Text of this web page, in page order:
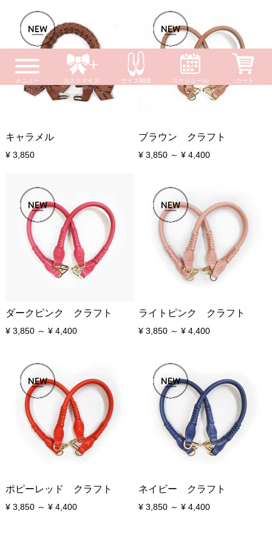
キャラメル
¥ 3,850
ブラウン クラフト
¥ 3,850 ～ ¥ 4,400
ダークピンク クラフト
¥ 3,850 ～ ¥ 4,400
ライトピンク クラフト
¥ 3,850 ～ ¥ 4,400
ポピーレッド クラフト
¥ 3,850 ～ ¥ 4,400
ネイビー クラフト
¥ 3,850 ～ ¥ 4,400
メニュー カスタマイズ サイズ相談 スケジュール カート